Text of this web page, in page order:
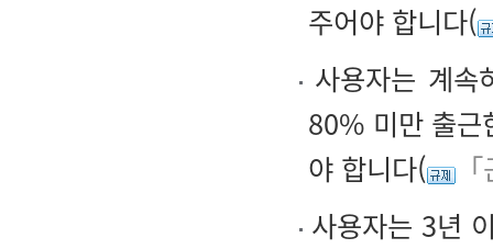
주어야 합니다(
사용자는 계
80% 미만 출근
야 합니다(
사용자는 3년